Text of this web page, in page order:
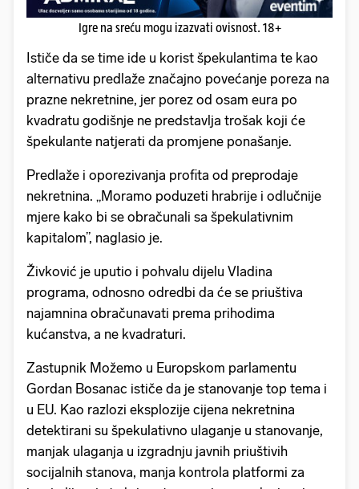
Igre na sreću mogu izazvati ovisnost. 18+
Ističe da se time ide u korist špekulantima te kao
alternativu predlaže značajno povećanje poreza na
prazne nekretnine, jer porez od osam eura po
kvadratu godišnje ne predstavlja trošak koji će
špekulante natjerati da promjene ponašanje.
Predlaže i oporezivanja profita od preprodaje
nekretnina. „Moramo poduzeti hrabrije i odlučnije
mjere kako bi se obračunali sa špekulativnim
kapitalom”, naglasio je.
Živković je uputio i pohvalu dijelu Vladina
programa, odnosno odredbi da će se priuštiva
najamnina obračunavati prema prihodima
kućanstva, a ne kvadraturi.
Zastupnik Možemo u Europskom parlamentu
Gordan Bosanac ističe da je stanovanje top tema i
u EU. Kao razlozi eksplozije cijena nekretnina
detektirani su špekulativno ulaganje u stanovanje,
manjak ulaganja u izgradnju javnih priuštivih
socijalnih stanova, manja kontrola platformi za